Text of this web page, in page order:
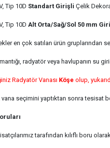
Tip 10D Standart Girişli Çelik
Tip 10D Alt Orta/Sağ/Sol 50 mm
en çok satılan ürün gruplarından
radyatör veya havlupanın su
Radyatör Vanası Köşe olup,
vana seçimini yaptıktan sonra tesisat
tarafından kılıflı boru